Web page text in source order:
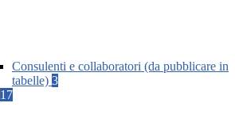
Consulenti e collaboratori (da pubblicare in
tabelle) 3
17